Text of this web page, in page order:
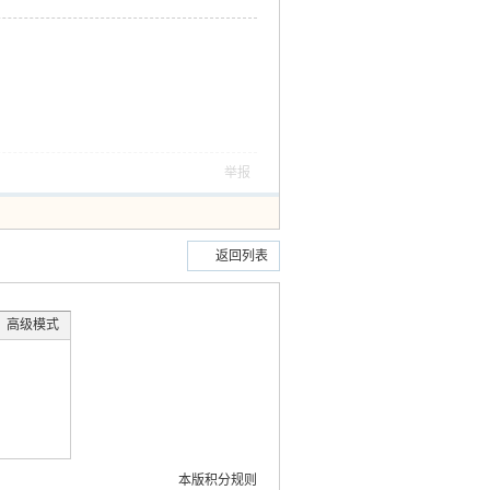
举报
返回列表
高级模式
本版积分规则